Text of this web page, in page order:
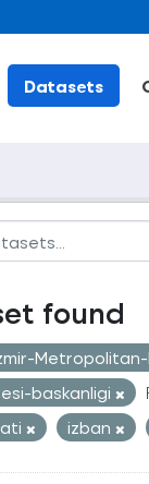
Datasets
found
baskanligi
izban